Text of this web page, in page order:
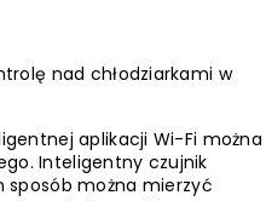
nad chłodziarkami w
aplikacji Wi-Fi można
Inteligentny czujnik
można mierzyć